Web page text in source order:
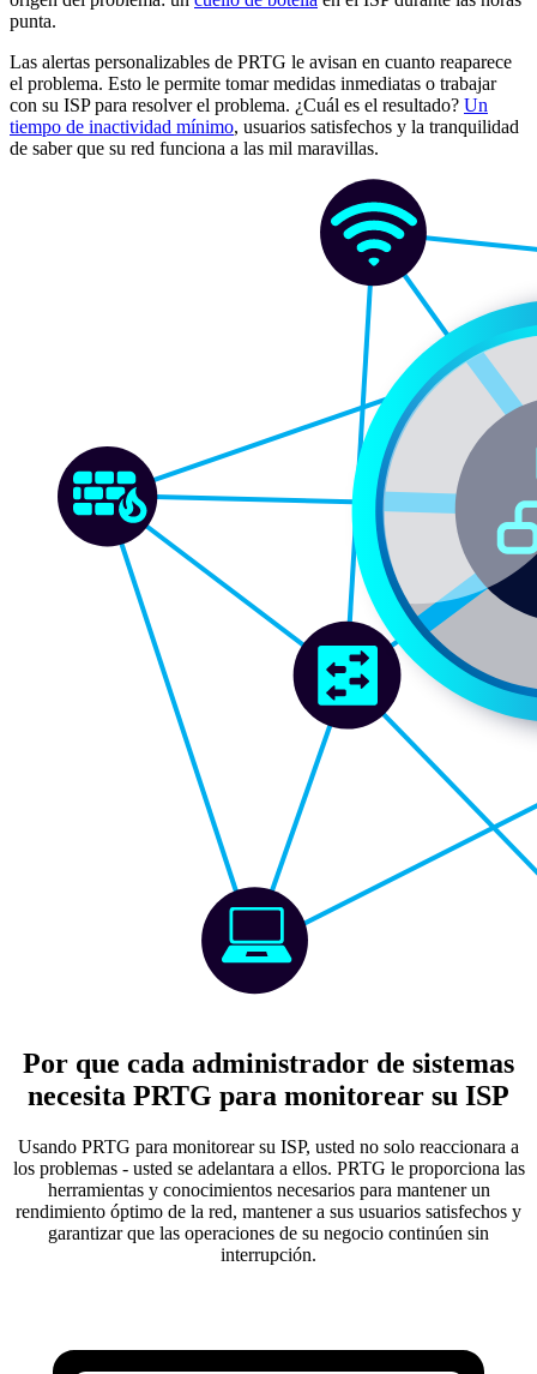
punta.
Las alertas personalizables de PRTG le avisan en cuanto reaparece
el problema. Esto le permite tomar medidas inmediatas o trabajar
con su ISP para resolver el problema. ¿Cuál es el resultado? Un
tiempo de inactividad mínimo, usuarios satisfechos y la tranquilidad
de saber que su red funciona a las mil maravillas.
Por que cada administrador de sistemas
necesita PRTG para monitorear su ISP
Usando PRTG para monitorear su ISP, usted no solo reaccionara a
los problemas - usted se adelantara a ellos. PRTG le proporciona las
herramientas y conocimientos necesarios para mantener un
rendimiento óptimo de la red, mantener a sus usuarios satisfechos y
garantizar que las operaciones de su negocio continúen sin
interrupción.